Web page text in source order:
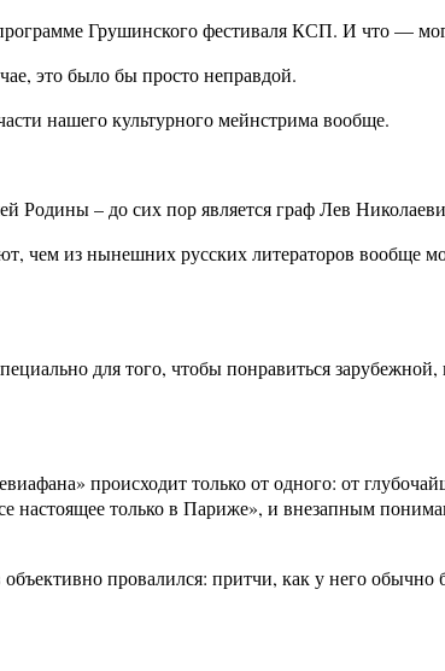
Грушинского фестиваля КСП. И что —
это было бы просто неправдой.
нашего культурного мейнстрима вообще.
– до сих пор является граф Лев
чем из нынешних русских литераторов вообще
для того, чтобы понравиться
происходит только от одного: от
настоящее только в Париже», и внезапным
провалился: притчи, как у него обычно